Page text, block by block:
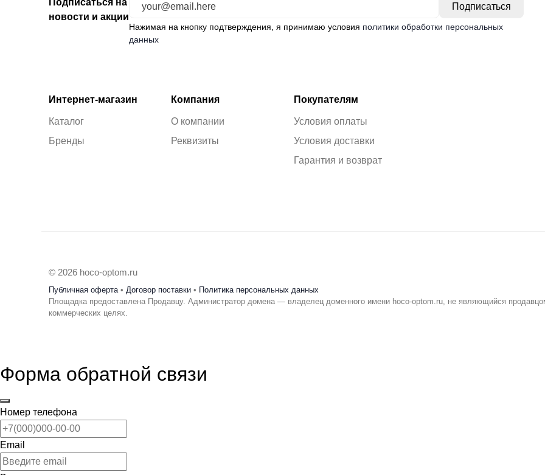
Подписаться на
новости и акции
Нажимая на кнопку подтверждения, я принимаю условия политики обработки персональных
данных
Интернет-магазин
Каталог
Бренды
Компания
О компании
Реквизиты
Покупателям
Условия оплаты
Условия доставки
Гарантия и возврат
© 2026 hoco-optom.ru
Публичная оферта• Договор поставки • Политика персональных данных
Площадка предоставлена Продавцу. Администратор домена — владелец доменного имени hoco-optom.ru, не являющийся
коммерческих целях.
Форма обратной связи
Номер телефона
Email